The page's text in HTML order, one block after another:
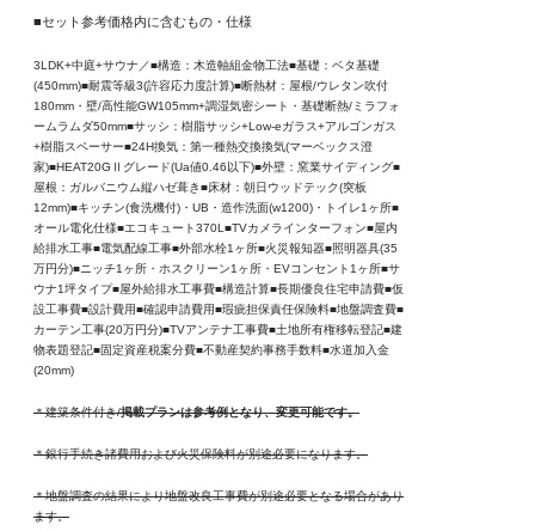
■セット参考価格内に含むもの・仕様
3LDK+中庭+サウナ／■構造：木造軸組金物工法■基礎：ベタ基礎
(450mm)■耐震等級3(許容応力度計算)■断熱材：屋根/ウレタン吹付
180mm・壁/高性能GW105mm+調湿気密シート・基礎断熱/ミラフォ
ームラムダ50mm■サッシ：樹脂サッシ+Low-eガラス+アルゴンガス
+樹脂スペーサー■24H換気：第一種熱交換換気(マーベックス澄
家)■HEAT20GⅡグレード(Ua値0.46以下)■外壁：窯業サイディング■
屋根：ガルバニウム縦ハゼ葺き■床材：朝日ウッドテック(突板
12mm)■キッチン(食洗機付)・UB・造作洗面(w1200)・トイレ1ヶ所■
オール電化仕様■エコキュート370L■TVカメラインターフォン■屋内
給排水工事■電気配線工事■外部水栓1ヶ所■火災報知器■照明器具(35
万円分)■ニッチ1ヶ所・ホスクリーン1ヶ所・EVコンセント1ヶ所■サ
ウナ1坪タイプ■屋外給排水工事費■構造計算■長期優良住宅申請費■仮
設工事費■設計費用■確認申請費用■瑕疵担保責任保険料■地盤調査費■
カーテン工事(20万円分)■TVアンテナ工事費■土地所有権移転登記■建
物表題登記■固定資産税案分費■不動産契約事務手数料■水道加入金
(20mm)
＊建築条件付き/掲載プランは参考例となり、変更可能です。
＊銀行手続き諸費用および火災保険料が別途必要になります。
＊地盤調査の結果により地盤改良工事費が別途必要となる場合があり
ます。